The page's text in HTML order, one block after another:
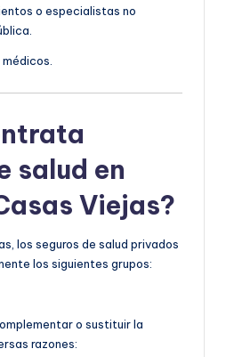
o especialistas no
salud en
Viejas?
los seguros de salud privados
los siguientes grupos:
o sustituir la
razones: